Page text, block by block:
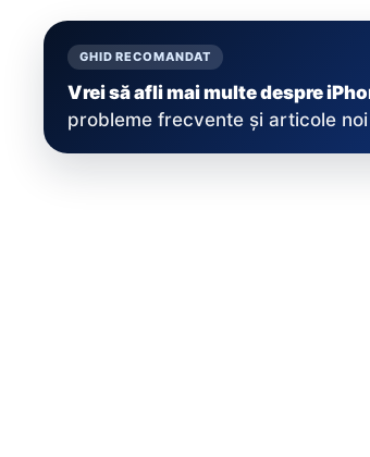
GHID RECOMANDAT
Vrei să afli mai multe despre
probleme frecvente și articole